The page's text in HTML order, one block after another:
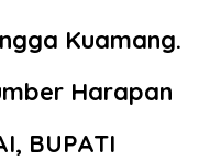
Kuamang.
Harapan
BUPATI